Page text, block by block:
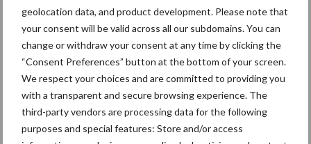
geolocation data, and product development. Please note that
your consent will be valid across all our subdomains. You can
change or withdraw your consent at any time by clicking the
“Consent Preferences” button at the bottom of your screen.
We respect your choices and are committed to providing you
with a transparent and secure browsing experience. The
third-party vendors are processing data for the following
purposes and special features: Store and/or access
Primaire
Sidebar
Recent nieuws Partner nieuws
10 aug
Machines en werktuigen gewild
doelwit criminelen
7 aug
Grondstoffenmarkt blijft grillig: